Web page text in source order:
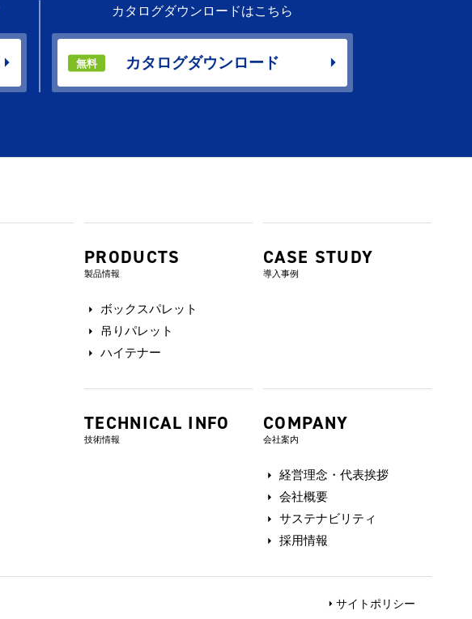
カタログダウンロードはこちら
無料 カタログダウンロード
PRODUCTS
製品情報
ボックスパレット
吊りパレット
ハイテナー
CASE STUDY
導入事例
TECHNICAL INFO
技術情報
COMPANY
会社案内
経営理念・代表挨拶
会社概要
サステナビリティ
採用情報
サイトポリシー